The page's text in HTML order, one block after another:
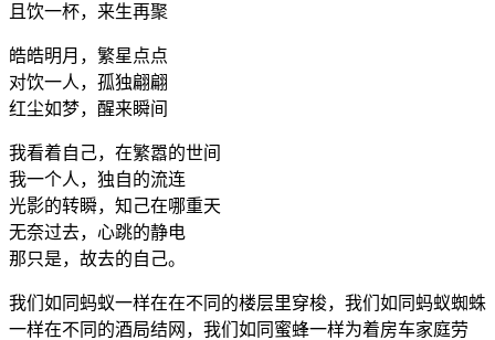
且饮一杯，来生再聚
皓皓明月，繁星点点
对饮一人，孤独翩翩
红尘如梦，醒来瞬间
我看着自己，在繁嚣的世间
我一个人，独自的流连
光影的转瞬，知己在哪重天
无奈过去，心跳的静电
那只是，故去的自己。
我们如同蚂蚁一样在在不同的楼层里穿梭，我们如同蚂蚁蜘蛛
一样在不同的酒局结网，我们如同蜜蜂一样为着房车家庭劳